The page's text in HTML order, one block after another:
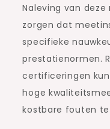
Naleving van
zorgen dat
specifieke
prestatienormen.
certificeringen
hoge
kostbare fouten